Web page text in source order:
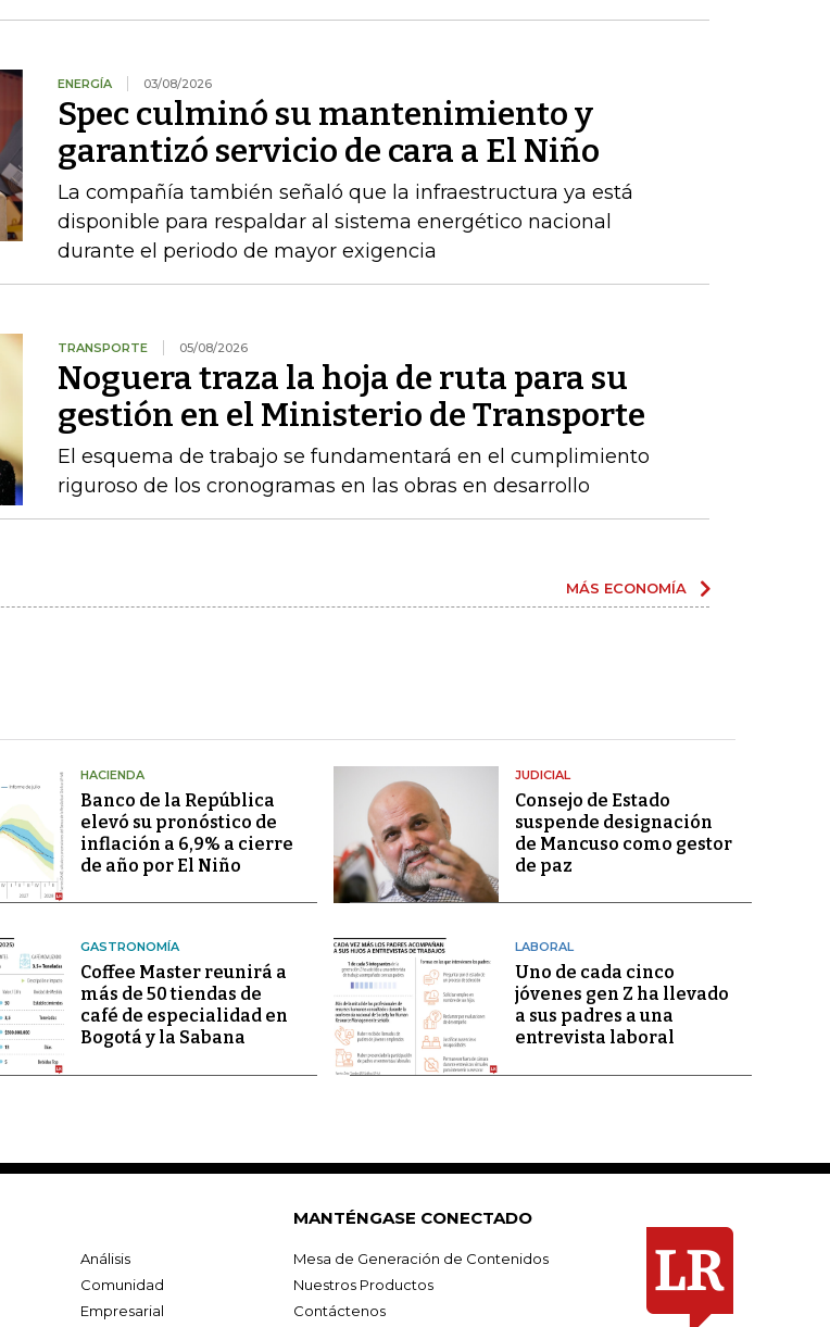
ENERGÍA 03/08/2026
Spec culminó su mantenimiento y
garantizó servicio de cara a El Niño
La compañía también señaló que la infraestructura ya está
disponible para respaldar al sistema energético nacional
durante el periodo de mayor exigencia
TRANSPORTE 05/08/2026
Noguera traza la hoja de ruta para su
gestión en el Ministerio de Transporte
El esquema de trabajo se fundamentará en el cumplimiento
riguroso de los cronogramas en las obras en desarrollo
MÁS ECONOMÍA
HACIENDA
Banco de la República
elevó su pronóstico de
inflación a 6,9% a cierre
de año por El Niño
JUDICIAL
Consejo de Estado
suspende designación
de Mancuso como gestor
de paz
GASTRONOMÍA
Coffee Master reunirá a
más de 50 tiendas de
café de especialidad en
Bogotá y la Sabana
LABORAL
Uno de cada cinco
jóvenes gen Z ha llevado
a sus padres a una
entrevista laboral
Análisis
Comunidad
Empresarial
MANTÉNGASE CONECTADO
Mesa de Generación de Contenidos
Nuestros Productos
Contáctenos